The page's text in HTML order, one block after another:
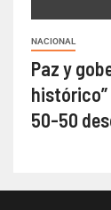
NACIONAL
Paz y
50-50